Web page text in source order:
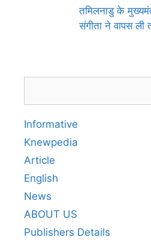
तमिलनाडु के
संगीता ने वापस ली
Informative
Knewpedia
Article
English
News
ABOUT US
Publishers Details